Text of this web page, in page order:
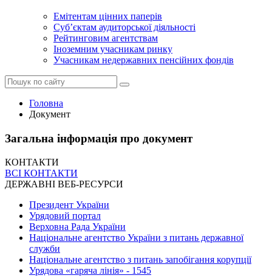
Емітентам цінних паперів
Суб’єктам аудиторської діяльності
Рейтинговим агентствам
Іноземним учасникам ринку
Учасникам недержавних пенсійних фондів
Головна
Документ
Загальна інформація про документ
КОНТАКТИ
ВСІ КОНТАКТИ
ДЕРЖАВНІ ВЕБ-РЕСУРСИ
Президент України
Урядовий портал
Верховна Рада України
Національне агентство України з питань державної
служби
Національне агентство з питань запобігання корупції
Урядова «гаряча лінія» - 1545